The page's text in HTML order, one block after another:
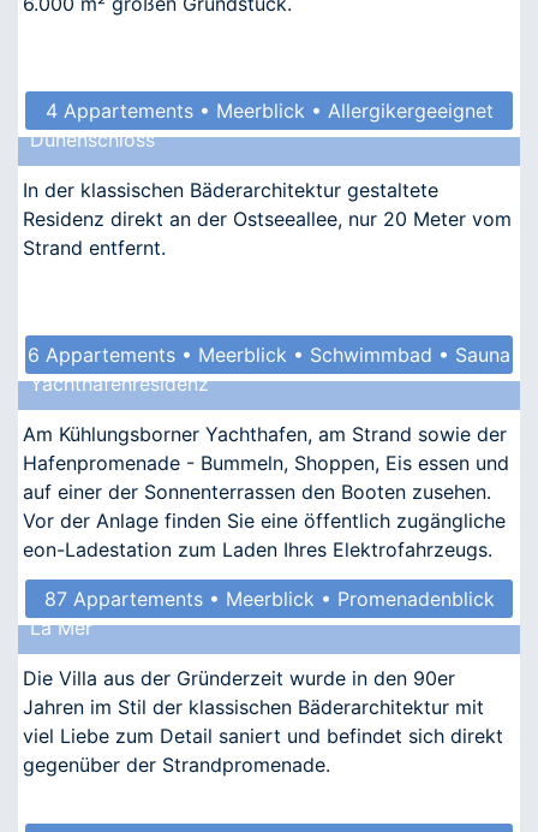
4 Appartements • Meerblick • Allergikergeeignet
Dünenschloss
In der klassischen Bäderarchitektur gestaltete
Residenz direkt an der Ostseeallee, nur 20 Meter vom
Strand entfernt.
6 Appartements • Meerblick • Schwimmbad • Sauna
• Kindgerecht
Yachthafenresidenz
Am Kühlungsborner Yachthafen, am Strand sowie der
Hafenpromenade - Bummeln, Shoppen, Eis essen und
auf einer der Sonnenterrassen den Booten zusehen.
Vor der Anlage finden Sie eine öffentlich zugängliche
eon-Ladestation zum Laden Ihres Elektrofahrzeugs.
87 Appartements • Meerblick • Promenadenblick
La Mer
Die Villa aus der Gründerzeit wurde in den 90er
Jahren im Stil der klassischen Bäderarchitektur mit
viel Liebe zum Detail saniert und befindet sich direkt
gegenüber der Strandpromenade.